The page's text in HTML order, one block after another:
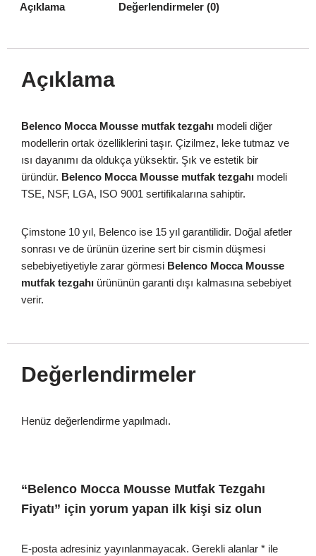
Açıklama Değerlendirmeler (0)
Açıklama
Belenco Mocca Mousse mutfak tezgahı modeli diğer
modellerin ortak özelliklerini taşır. Çizilmez, leke tutmaz ve
ısı dayanımı da oldukça yüksektir. Şık ve estetik bir
üründür. Belenco Mocca Mousse mutfak tezgahı modeli
TSE, NSF, LGA, ISO 9001 sertifikalarına sahiptir.
Çimstone 10 yıl, Belenco ise 15 yıl garantilidir. Doğal afetler
sonrası ve de ürünün üzerine sert bir cismin düşmesi
sebebiyetiyetiyle zarar görmesi Belenco Mocca Mousse
mutfak tezgahı ürününün garanti dışı kalmasına sebebiyet
verir.
Değerlendirmeler
Henüz değerlendirme yapılmadı.
“Belenco Mocca Mousse Mutfak Tezgahı
Fiyatı” için yorum yapan ilk kişi siz olun
E-posta adresiniz yayınlanmayacak. Gerekli alanlar * ile